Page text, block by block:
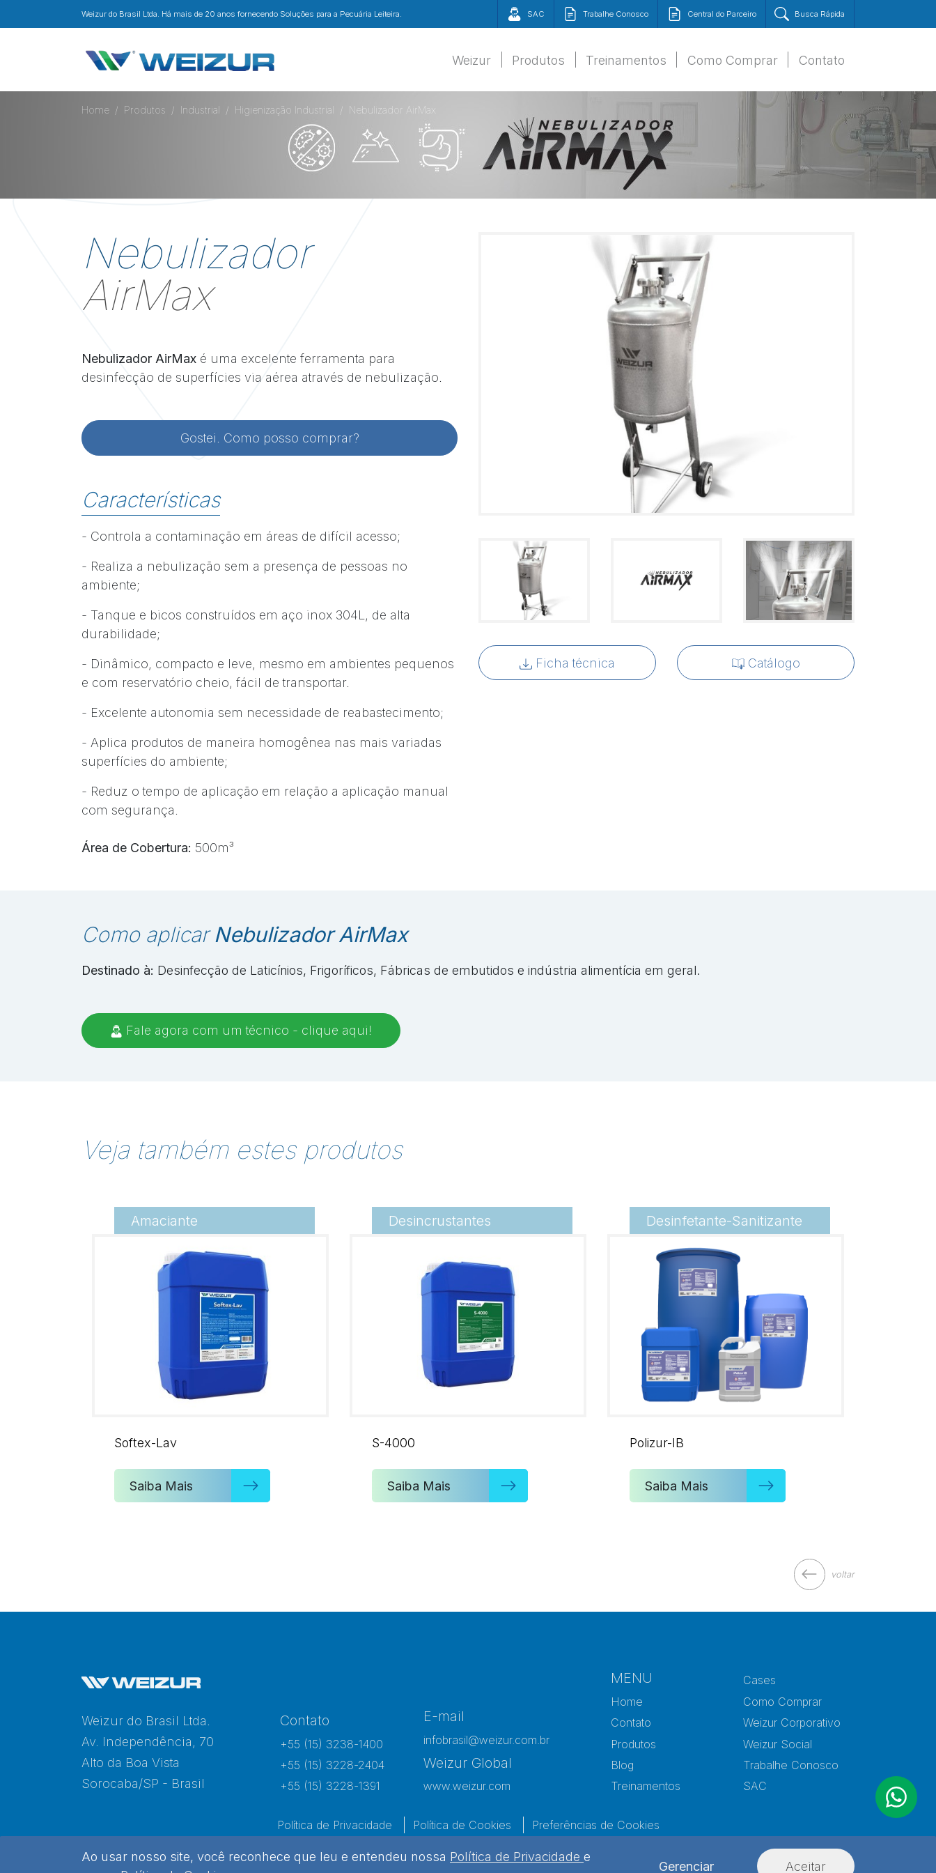
Weizur do Brasil Ltda. Há mais de 20 anos fornecendo Soluções para a Pecuária Leiteira. SAC Trabalhe Conosco Central do Parceiro Busca Rápida
Weizur Produtos Treinamentos Como Comprar Contato
Home Produtos Industrial Higienização Industrial Nebulizador AirMax
Nebulizador
AirMax
Nebulizador AirMax é uma excelente ferramenta para
desinfecção de superfícies via aérea através de nebulização.
Gostei. Como posso comprar?
Características
- Controla a contaminação em áreas de difícil acesso;
- Realiza a nebulização sem a presença de pessoas no
ambiente;
- Tanque e bicos construídos em aço inox 304L, de alta
durabilidade;
- Dinâmico, compacto e leve, mesmo em ambientes pequenos
e com reservatório cheio, fácil de transportar.
- Excelente autonomia sem necessidade de reabastecimento;
- Aplica produtos de maneira homogênea nas mais variadas
superfícies do ambiente;
- Reduz o tempo de aplicação em relação a aplicação manual
com segurança.
Área de Cobertura: 500m³
Ficha técnica Catálogo
Como aplicarNebulizador AirMax
Destinado à: Desinfecção de Laticínios, Frigoríficos, Fábricas de embutidos e indústria alimentícia em geral.
Fale agora com um técnico - clique aqui!
Veja também estes produtos
Amaciante
Softex-Lav
Saiba Mais
Desincrustantes
S-4000
Saiba Mais
Desinfetante-Sanitizante
Polizur-IB
Saiba Mais
voltar
Weizur do Brasil Ltda.
Av. Independência, 70
Alto da Boa Vista
Sorocaba/SP - Brasil
Contato
+55 (15) 3238-1400
+55 (15) 3228-2404
+55 (15) 3228-1391
E-mail
infobrasil@weizur.com.br
Weizur Global
www.weizur.com
MENU
Home
Contato
Produtos
Blog
Treinamentos
Cases
Como Comprar
Weizur Corporativo
Weizur Social
Trabalhe Conosco
SAC
Política de Privacidade Política de Cookies Preferências de Cookies
Desenvolvido porAgência Kombi
Ao usar nosso site, você reconhece que leu e entendeu nossa Política de Privacidade e
Gerenciar Aceitar